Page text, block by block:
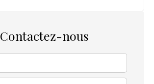
Contactez-nous